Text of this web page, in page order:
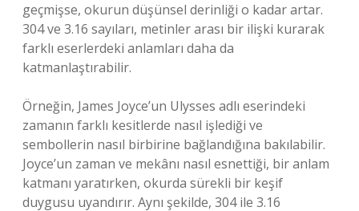
geçmişse, okurun düşünsel derinliği o kadar artar.
304 ve 3.16 sayıları, metinler arası bir ilişki kurarak
farklı eserlerdeki anlamları daha da
katmanlaştırabilir.
Örneğin, James Joyce’un Ulysses adlı eserindeki
zamanın farklı kesitlerde nasıl işlediği ve
sembollerin nasıl birbirine bağlandığına bakılabilir.
Joyce’un zaman ve mekânı nasıl esnettiği, bir anlam
katmanı yaratırken, okurda sürekli bir keşif
duygusu uyandırır. Aynı şekilde, 304 ile 3.16